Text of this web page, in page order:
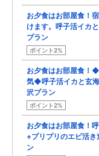
お夕食はお部屋食！
けます。呼子活イカ
プラン
ポイント2%
お夕食はお部屋食！
気◆呼子活イカと玄
沢プラン
ポイント2%
お夕食はお部屋食！
+プリプリのエビ活
ン